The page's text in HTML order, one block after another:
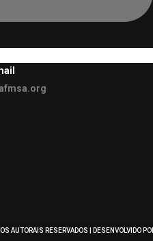
AUTORAIS RESERVADOS | DESENVOLVIDO